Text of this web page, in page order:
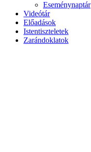
Eseménynaptár
Videótár
Előadások
Istentiszteletek
Zarándoklatok